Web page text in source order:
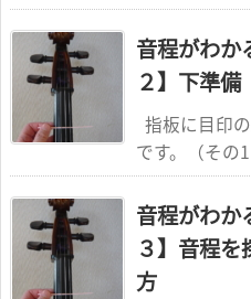
音程がわか
２】下準備
指板に目印
です。（その
音程がわか
３】音程
方